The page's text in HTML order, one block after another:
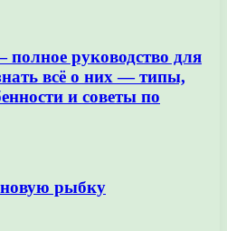
руководство для
всё о них — типы,
и советы по
рыбку